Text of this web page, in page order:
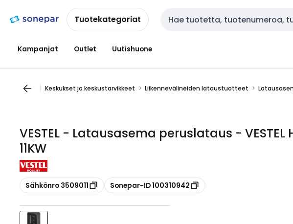
navigointiinsisältöönTuotekategoriat Haku
Kampanjat Outlet Uutishuone
Keskukset ja keskustarvikkeet Liikennevälineiden lataustuotteet
VESTEL - Latausasema peruslataus - VESTEL
11KW
Kopioi
Sähkönro 3509011 Kopioi
Sonepar-ID 100310942